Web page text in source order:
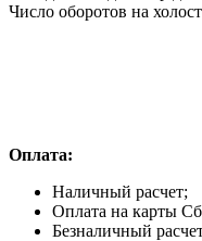
Число оборотов на
Оплата:
Наличный расчет;
Оплата на карты
Безналичный